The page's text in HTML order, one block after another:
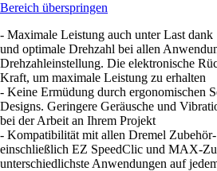
Bereich überspringen
- Maximale Leistung auch unter Last
und optimale Drehzahl bei allen
Drehzahleinstellung. Die elektronische
Kraft, um maximale Leistung zu erhalten
- Keine Ermüdung durch ergonomischen
Designs. Geringere Geräusche und
bei der Arbeit an Ihrem Projekt
- Kompatibilität mit allen Dremel Zubehör-
einschließlich EZ SpeedClic und MAX-
unterschiedlichste Anwendungen auf